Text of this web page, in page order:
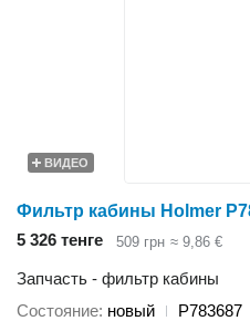
ВИДЕО
5 326 тенге 509 грн ≈ 9,86 €
Запчасть - фильтр кабины
Состояние новый P783687